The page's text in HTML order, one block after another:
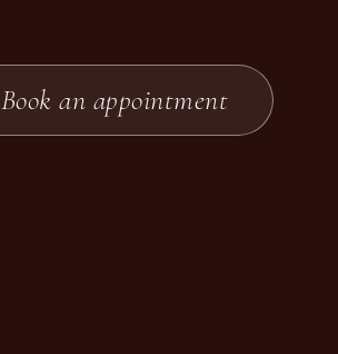
Book an appointment